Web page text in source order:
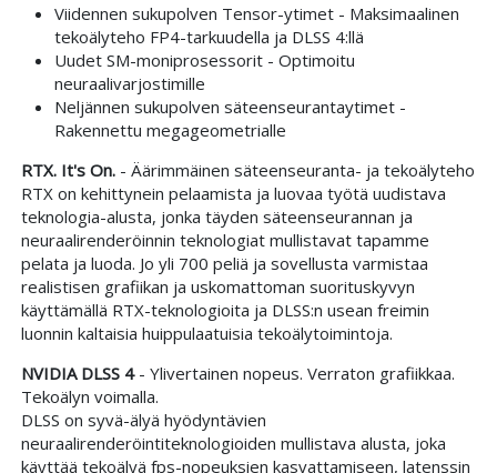
Viidennen sukupolven Tensor-ytimet - Maksimaalinen
tekoälyteho FP4-tarkuudella ja DLSS 4:llä
Uudet SM-moniprosessorit - Optimoitu
neuraalivarjostimille
Neljännen sukupolven säteenseurantaytimet -
Rakennettu megageometrialle
RTX. It's On. - Äärimmäinen säteenseuranta- ja tekoälyteho
RTX on kehittynein pelaamista ja luovaa työtä uudistava
teknologia-alusta, jonka täyden säteenseurannan ja
neuraalirenderöinnin teknologiat mullistavat tapamme
pelata ja luoda. Jo yli 700 peliä ja sovellusta varmistaa
realistisen grafiikan ja uskomattoman suorituskyvyn
käyttämällä RTX-teknologioita ja DLSS:n usean freimin
luonnin kaltaisia huippulaatuisia tekoälytoimintoja.
NVIDIA DLSS 4- Ylivertainen nopeus. Verraton grafiikkaa.
Tekoälyn voimalla.
DLSS on syvä-älyä hyödyntävien
neuraalirenderöintiteknologioiden mullistava alusta, joka
käyttää tekoälyä fps-nopeuksien kasvattamiseen, latenssin